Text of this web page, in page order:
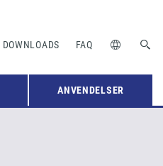
DOWNLOADS FAQ
ANVENDELSER